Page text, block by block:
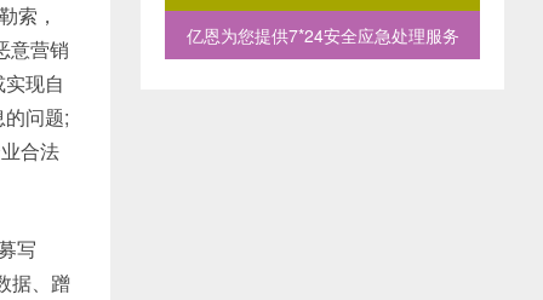
索，
意营销
现自
问题;
合法
写
据、蹭
亿恩为您提供7*24安全应急处理服务